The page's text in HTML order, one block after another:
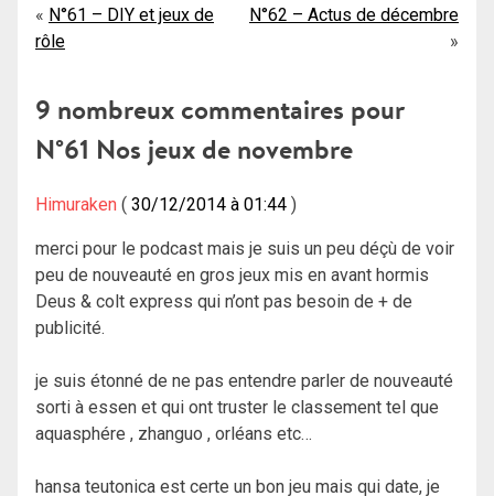
Navigation
de
l’article
N°61 – DIY et jeux de
rôle
N°62 – Actus de décembre
9 nombreux commentaires pour
N°61 Nos jeux de novembre
Himuraken 30/12/2014 à 01:44
merci pour le podcast mais je suis un peu déçù de voir
peu de nouveauté en gros jeux mis en avant hormis
Deus & colt express qui n’ont pas besoin de + de
publicité.
je suis étonné de ne pas entendre parler de nouveauté
sorti à essen et qui ont truster le classement tel que
aquasphére , zhanguo , orléans etc…
hansa teutonica est certe un bon jeu mais qui date, je